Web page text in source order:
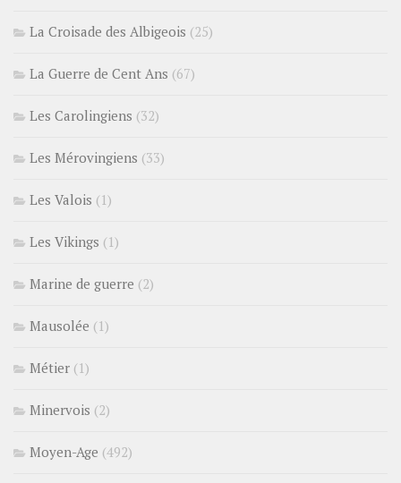
La Croisade des Albigeois (25)
La Guerre de Cent Ans (67)
Les Carolingiens (32)
Les Mérovingiens (33)
Les Valois (1)
Les Vikings (1)
Marine de guerre (2)
Mausolée (1)
Métier (1)
Minervois (2)
Moyen-Age (492)